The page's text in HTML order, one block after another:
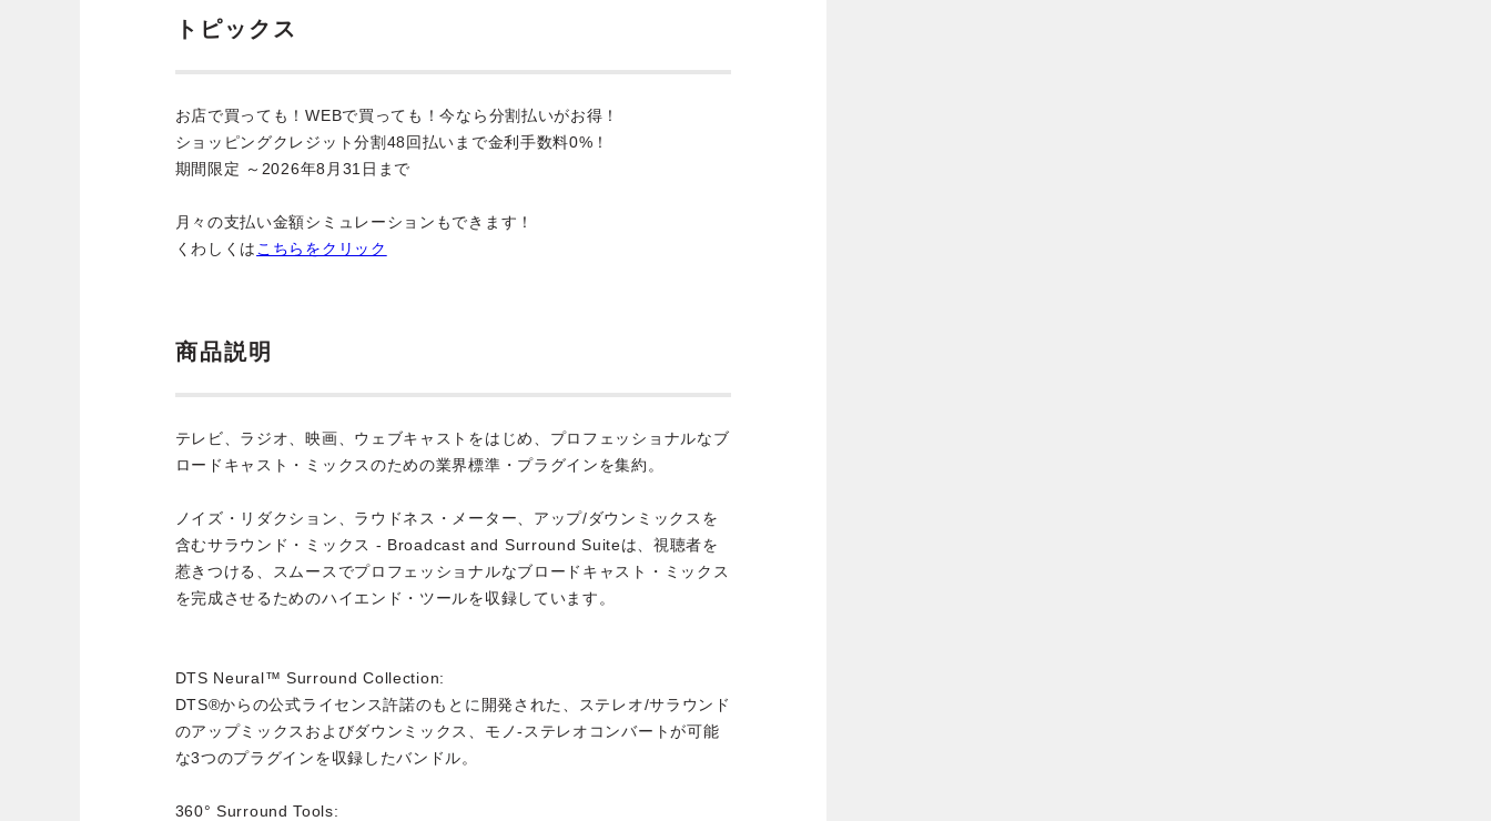
トピックス
お店で買っても！WEBで買っても！今なら分割払いがお得！
ショッピングクレジット分割48回払いまで金利手数料0%！
期間限定 ～2026年8月31日まで
月々の支払い金額シミュレーションもできます！
くわしくは こちらをクリック
商品説明
テレビ、ラジオ、映画、ウェブキャストをはじめ、プロフェッショナルなブ
ロードキャスト・ミックスのための業界標準・プラグインを集約。
ノイズ・リダクション、ラウドネス・メーター、アップ/ダウンミックスを
含むサラウンド・ミックス - Broadcast and Surround Suiteは、視聴者を
惹きつける、スムースでプロフェッショナルなブロードキャスト・ミックス
を完成させるためのハイエンド・ツールを収録しています。
DTS Neural™ Surround Collection:
DTS®からの公式ライセンス許諾のもとに開発された、ステレオ/サラウンド
のアップミックスおよびダウンミックス、モノ-ステレオコンバートが可能
な3つのプラグインを収録したバンドル。
360° Surround Tools: